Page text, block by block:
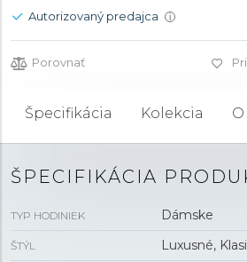
Autorizovaný predajca
i
Porovnať
Špecifikácia Kolekcia
ŠPECIFIKÁCIA
TYP HODINIEK Dámske
ŠTÝL Luxusné,